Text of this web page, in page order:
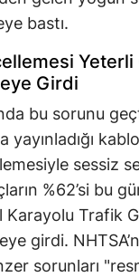
bastı.
Yeterli
Girdi
bu sorunu
yayınladığı
sessiz
%62’si bu
Karayolu Trafik
girdi.
sorunları